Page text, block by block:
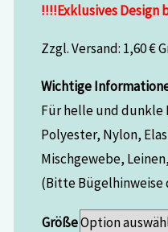
!!!!Exklusives Design
Zzgl. Versand: 1,60 €
Wichtige
Für helle und dunkle
Polyester, Nylon,
Mischgewebe,
(Bitte Bügelhinweise
Größe